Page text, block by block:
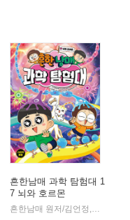
미래엔아이세움
흔한남매 과학 탐험대 1
7 뇌와 호르몬
흔한남매 원저/김언정,송은경 글/김덕영 그림/권경아 감수